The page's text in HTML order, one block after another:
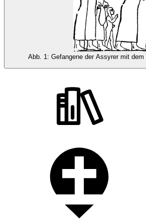
Abb. 1: Gefangene der Assyrer mit dem